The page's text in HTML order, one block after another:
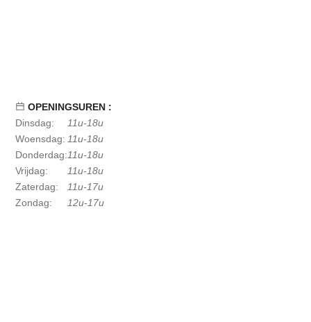
OPENINGSUREN :
Dinsdag:
11u-18u
Woensdag: 11u-18u
Donderdag:11u-18u
Vrijdag:
11u-18u
Zaterdag:
11u-17u
Zondag:
12u-17u